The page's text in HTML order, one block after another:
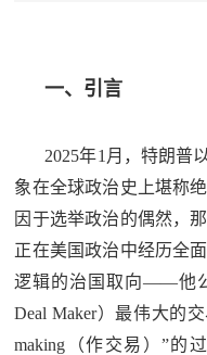
弟
兵
国
防
一、引言
2025年1月，特朗普
象在全球政治史上堪称
因于选举政治的偶然，
正在美国政治中经历全
逻辑的治国取向——他
Deal Maker）最伟大的
making（作交易）”的